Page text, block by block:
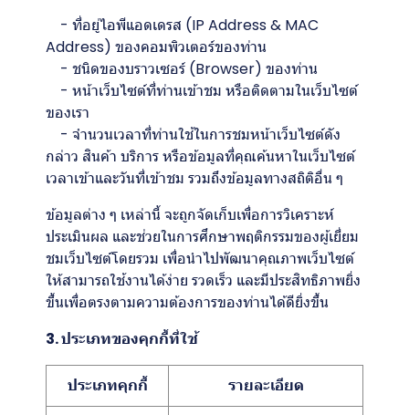
- ที่อยู่ไอพีแอดเดรส (IP Address & MAC
Address) ของคอมพิวเตอร์ของท่าน
- ชนิดของบราวเซอร์ (Browser) ของท่าน
- หน้าเว็บไซต์ที่ท่านเข้าชม หรือติดตามในเว็บไซต์
ของเรา
- จำนวนเวลาที่ท่านใช้ในการชมหน้าเว็บไซต์ดัง
กล่าว สินค้า บริการ หรือข้อมูลที่คุณค้นหาในเว็บไซต์
เวลาเข้าและวันที่เข้าชม รวมถึงข้อมูลทางสถิติอื่น ๆ
ข้อมูลต่าง ๆ เหล่านี้ จะถูกจัดเก็บเพื่อการวิเคราะห์
ประเมินผล และช่วยในการศึกษาพฤติกรรมของผู้เยี่ยม
ชมเว็บไซต์โดยรวม เพื่อนำไปพัฒนาคุณภาพเว็บไซต์
ให้สามารถใช้งานได้ง่าย รวดเร็ว และมีประสิทธิภาพยิ่ง
ขึ้นเพื่อตรงตามความต้องการของท่านได้ดียิ่งขึ้น
3. ประเภทของคุกกี้ที่ใช้
ประเภทคุกกี้ รายละเอียด